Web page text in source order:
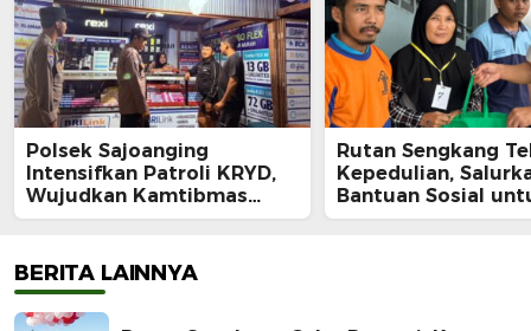
Polsek Sajoanging
Intensifkan Patroli KRYD,
Wujudkan Kamtibmas
yang Aman dan Kondusif
Rutan Sengkang
Kepedulian,
Bantuan Sosial
Keluarga Warga
BERITA LAINNYA